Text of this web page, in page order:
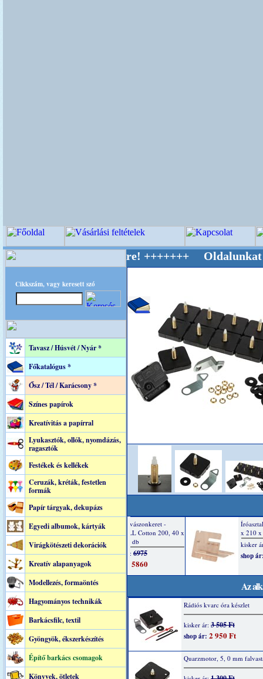
Cikkszám, vagy keresett szó
Tavasz / Húsvét / Nyár *
Főkatalógus *
Ősz / Tél / Karácsony *
Színes papírok
Kreatívitás a papírral
Lyukasztók, ollók, nyomdázás,
ragasztók
Festékek és kellékek
Ceruzák, kréták, festetlen
formák
Papír tárgyak, dekupázs
Egyedi albumok, kártyák
Virágkötészeti dekorációk
Kreatív alapanyagok
Modellezés, formaöntés
Hagyományos technikák
Barkácsfilc, textil
Gyöngyök, ékszerkészítés
Építő barkács csomagok
Könyvek, ötletek
Világ Mestere! +++++++ Oldalunkat
Az
Rádiós kvarc óra készlet
kisker ár: 3 505 Ft
shop ár: 2 950 Ft
Quarzmotor, 5, 0 mm